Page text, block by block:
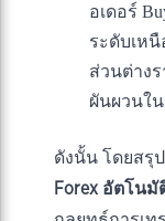
อเดอร์
ระดับเหนื
ส่วนต่าง
ผันผวนใ
ดังนั้น โดยสรุป
Forex อัตโนมั